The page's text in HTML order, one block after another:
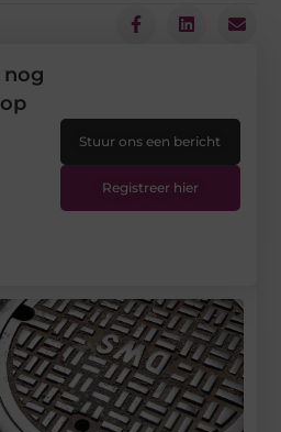
nog
Stuur ons een bericht
Registreer hier